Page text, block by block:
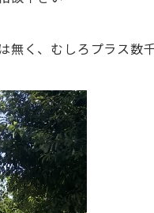
無く、むしろプラス数